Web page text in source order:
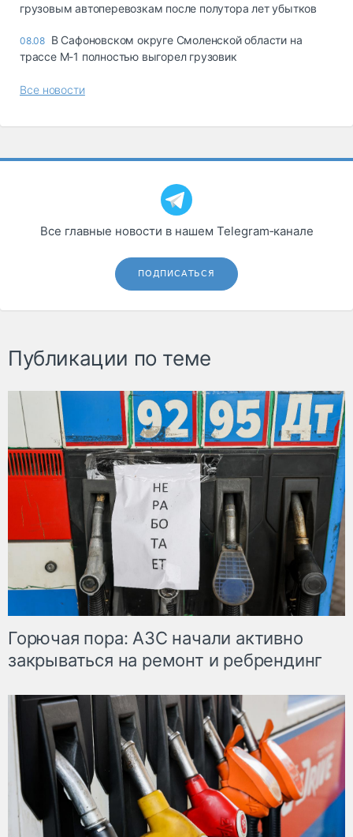
грузовым автоперевозкам после полутора лет убытков
08.08 В Сафоновском округе Смоленской области на
трассе М-1 полностью выгорел грузовик
Все новости
Все главные новости в нашем Telegram‑канале
ПОДПИСАТЬСЯ
Публикации по теме
Горючая пора: АЗС начали активно
закрываться на ремонт и ребрендинг